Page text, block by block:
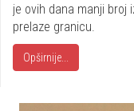
je ovih dana manji broj
prelaze granicu.
Opširnije...